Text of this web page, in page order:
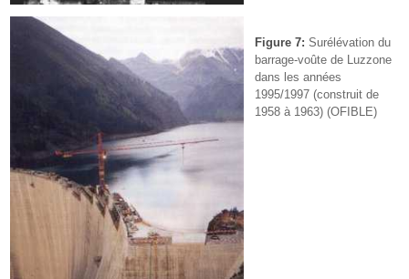
Figure 7: Surélévation du
barrage-voûte de Luzzone
dans les années
1995/1997 (construit de
1958 à 1963) (OFIBLE)